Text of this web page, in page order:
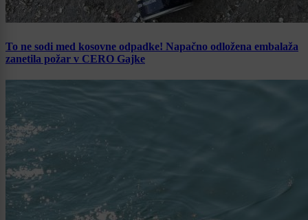
To ne sodi med kosovne odpadke! Napačno odložena embalaža
zanetila požar v CERO Gajke